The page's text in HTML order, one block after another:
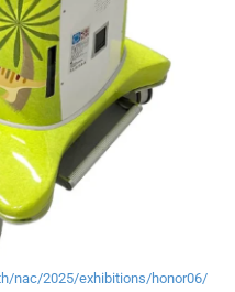
nac/2025/exhibitions/honor06/